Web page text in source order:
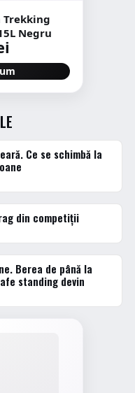
Trekking
Negru
Ce se schimbă la
din competiții
Berea de până la
standing devin